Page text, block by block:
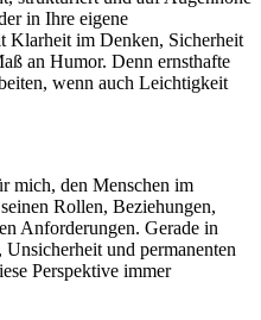
in Ihre eigene
Klarheit im Denken, Sicherheit
an Humor. Denn ernsthafte
wenn auch Leichtigkeit
mich, den Menschen im
Rollen, Beziehungen,
Anforderungen. Gerade in
und permanenten
Perspektive immer